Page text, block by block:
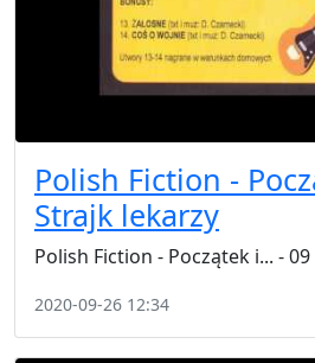
Polish Fiction -
Strajk lekarzy
Polish Fiction - Początek i... -
2020-09-26 12:34